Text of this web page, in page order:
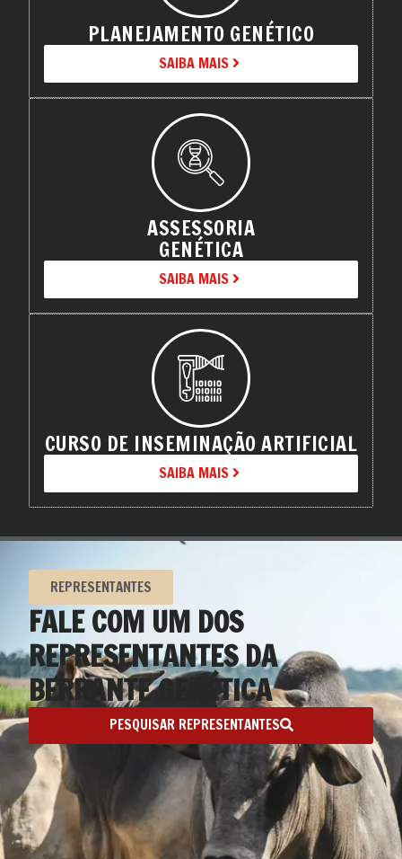
PLANEJAMENTO GENÉTICO
SAIBA MAIS
ASSESSORIA
GENÉTICA
SAIBA MAIS
CURSO DE INSEMINAÇÃO ARTIFICIAL
SAIBA MAIS
REPRESENTANTES
FALE COM UM DOS
REPRESENTANTES DA
BERRANTE GENÉTICA
PESQUISAR REPRESENTANTES